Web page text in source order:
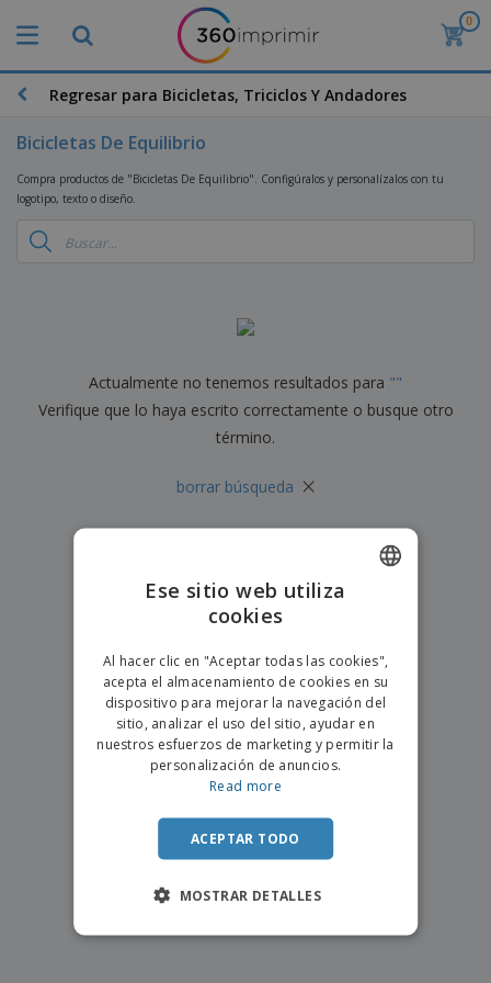
0
Regresar para Bicicletas, Triciclos Y Andadores
Bicicletas De Equilibrio
Compra productos de "Bicicletas De Equilibrio". Configúralos y personalízalos con tu
logotipo, texto o diseño.
Actualmente no tenemos resultados para ""
Verifique que lo haya escrito correctamente o busque otro
término.
borrar búsqueda ×
SPANISH
Ese sitio web utiliza
cookies
Al hacer clic en "Aceptar todas las cookies",
acepta el almacenamiento de cookies en su
dispositivo para mejorar la navegación del
sitio, analizar el uso del sitio, ayudar en
nuestros esfuerzos de marketing y permitir la
personalización de anuncios.
Read more
ACEPTAR TODO
MOSTRAR DETALLES